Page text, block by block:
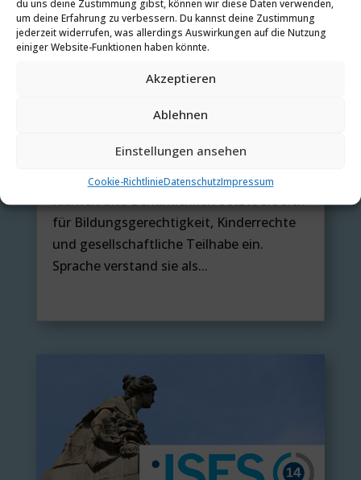
du uns deine Zustimmung gibst, können wir diese Daten verwenden,
um deine Erfahrung zu verbessern. Du kannst deine Zustimmung
jederzeit widerrufen, was allerdings Auswirkungen auf die Nutzung
einiger Website-Funktionen haben könnte.
Akzeptieren
Ablehnen
Einstellungen ansehen
Cookie-RichtlinieDatenschutzImpressum
Zum Gedenken an unsere Schirmherrin
Süssmuth, die unsere Gesellschaft viele
Jahre als Schirmherrin begleitet hat. Mit
Klarheit und Beharrlichkeit setzte sie sich
für Bildungsgerechtigkeit, Kinderrechte
und gesellschaftliche Teilhabe ein.
Sprache verstand sie als...